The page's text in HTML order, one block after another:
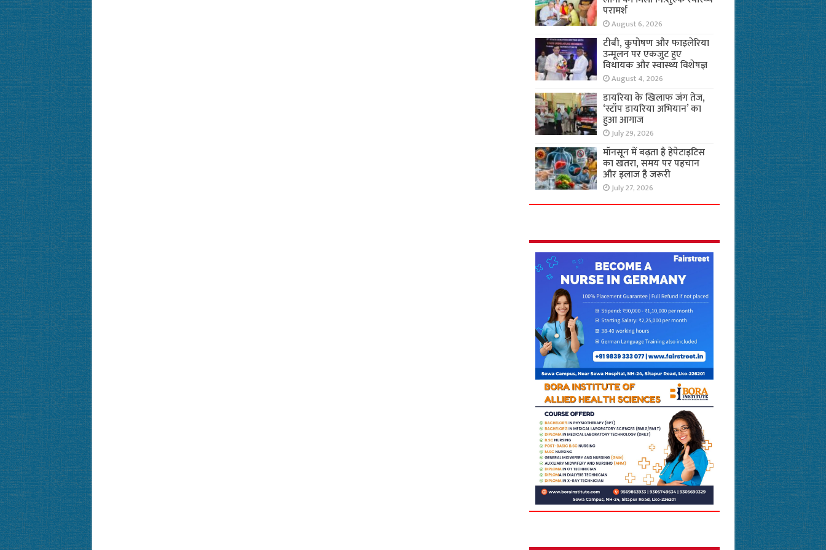
परामर्श
August 6, 2026
टीबी, कुपोषण और फाइलेरिया
उन्मूलन पर एकजुट हुए
विधायक और स्वास्थ्य विशेषज्ञ
August 4, 2026
डायरिया के खिलाफ जंग तेज,
‘स्टॉप डायरिया अभियान’ का
हुआ आगाज
July 29, 2026
मॉनसून में बढ़ता है हेपेटाइटिस
का खतरा, समय पर पहचान
और इलाज है जरूरी
July 27, 2026